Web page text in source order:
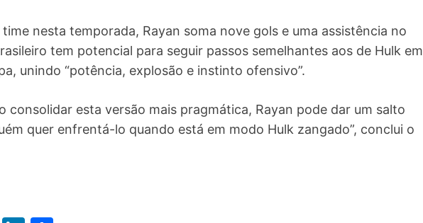
nesta temporada, Rayan soma nove gols e uma assistência no
tem potencial para seguir passos semelhantes aos de Hulk em
unindo “potência, explosão e instinto ofensivo”.
consolidar esta versão mais pragmática, Rayan pode dar um salto
quer enfrentá-lo quando está em modo Hulk zangado”, conclui o